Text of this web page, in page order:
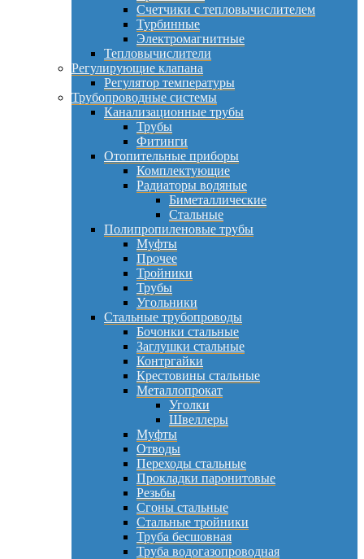
Счетчики с тепловычислителем
Турбинные
Электромагнитные
Тепловычислители
Регулирующие клапана
Регулятор температуры
Трубопроводные системы
Канализационные трубы
Трубы
Фитинги
Отопительные приборы
Комплектующие
Радиаторы водяные
Биметаллические
Стальные
Полипропиленовые трубы
Муфты
Прочее
Тройники
Трубы
Угольники
Стальные трубопроводы
Бочонки стальные
Заглушки стальные
Контргайки
Крестовины стальные
Металлопрокат
Уголки
Швеллеры
Муфты
Отводы
Переходы стальные
Прокладки паронитовые
Резьбы
Сгоны стальные
Стальные тройники
Труба бесшовная
Труба водогазопроводная